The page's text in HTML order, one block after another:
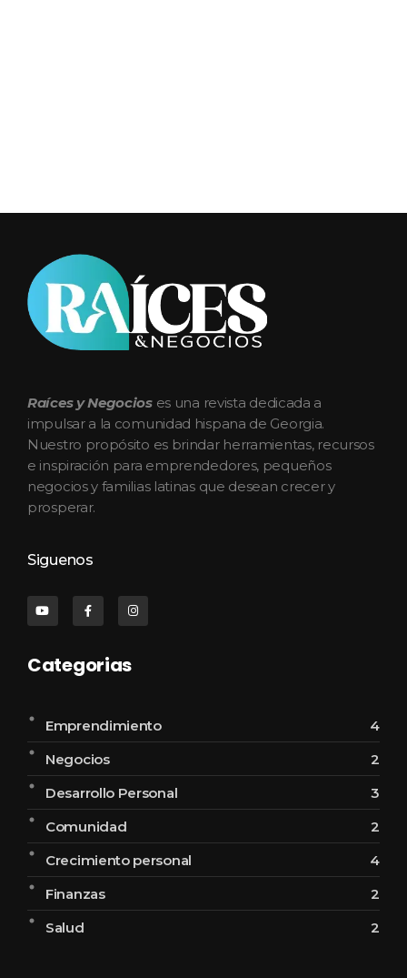
Raíces y Negocioses una revista dedicada a
impulsar a la comunidad hispana de Georgia.
Nuestro propósito es brindar herramientas, recursos
e inspiración para emprendedores, pequeños
negocios y familias latinas que desean crecer y
prosperar.
Siguenos
Categorias
Emprendimiento
4
Negocios
2
Desarrollo Personal
3
Comunidad
2
Crecimiento personal
4
Finanzas
2
Salud
2